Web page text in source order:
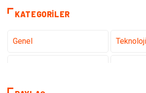
KATEGORILER
Genel Teknoloji